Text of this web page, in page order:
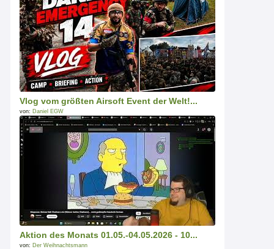
Vlog vom größten Airsoft Event der Welt!...
von: Daniel EGW
Aktion des Monats 01.05.-04.05.2026 - 10...
von: Der Weihnachtsmann